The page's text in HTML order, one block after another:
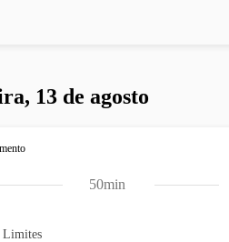
13 de agosto
Limites
50min